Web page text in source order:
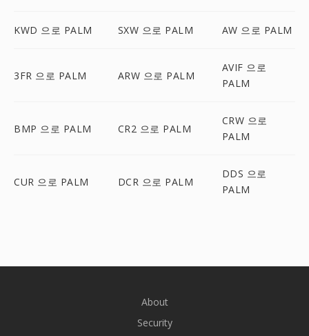
KWD 으로 PALM SXW 으로 PALM AW 으로 PALM
3FR 으로 PALM ARW 으로 PALM
AVIF 으로
PALM
BMP 으로 PALM CR2 으로 PALM
CRW 으로
PALM
CUR 으로 PALM DCR 으로 PALM
DDS 으로
PALM
About
Security